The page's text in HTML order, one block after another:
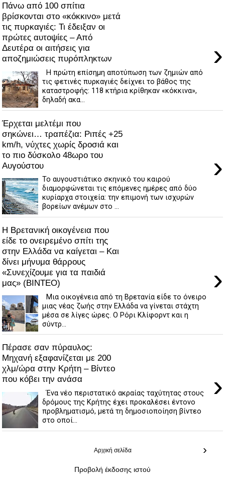
Πάνω από 100 σπίτια
βρίσκονται στο «κόκκινο» μετά
τις πυρκαγιές: Τι έδειξαν οι
πρώτες αυτοψίες – Από
Δευτέρα οι αιτήσεις για
αποζημιώσεις πυρόπληκτων
›
Η πρώτη επίσημη αποτύπωση των ζημιών από
τις φετινές πυρκαγιές δείχνει το βάθος της
καταστροφής: 118 κτήρια κρίθηκαν «κόκκινα»,
δηλαδή ακα...
Έρχεται μελτέμι που
σηκώνει… τραπέζια: Ριπές +25
km/h, νύχτες χωρίς δροσιά και
το πιο δύσκολο 48ωρο του
Αυγούστου
›
Το αυγουστιάτικο σκηνικό του καιρού
διαμορφώνεται τις επόμενες ημέρες από δύο
κυρίαρχα στοιχεία: την επιμονή των ισχυρών
βορείων ανέμων στο ...
Η Βρετανική οικογένεια που
είδε το ονειρεμένο σπίτι της
στην Ελλάδα να καίγεται – Και
δίνει μήνυμα θάρρους
«Συνεχίζουμε για τα παιδιά
μας» (ΒΙΝΤΕΟ)
›
Μια οικογένεια από τη Βρετανία είδε το όνειρο
μιας νέας ζωής στην Ελλάδα να γίνεται στάχτη
μέσα σε λίγες ώρες. Ο Ρόρι Κλίφορντ και η
σύντρ...
Πέρασε σαν πύραυλος:
Μηχανή εξαφανίζεται με 200
χλμ/ώρα στην Κρήτη – Βίντεο
που κόβει την ανάσα
›
Ένα νέο περιστατικό ακραίας ταχύτητας στους
δρόμους της Κρήτης έχει προκαλέσει έντονο
προβληματισμό, μετά τη δημοσιοποίηση βίντεο
στο οποί...
›
Αρχική σελίδα
Προβολή έκδοσης ιστού